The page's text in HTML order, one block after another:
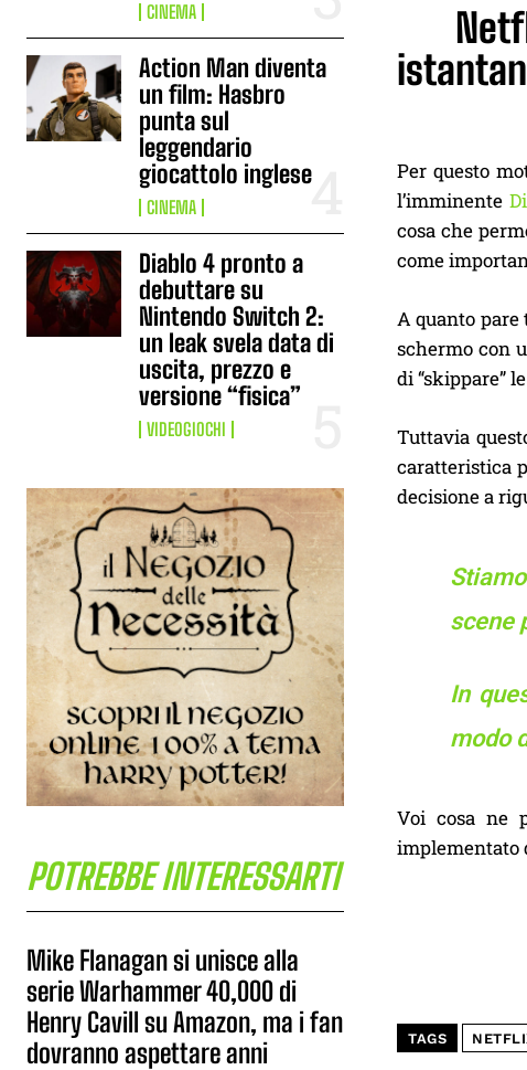
CINEMA
Action Man diventa
un film: Hasbro
punta sul
leggendario
giocattolo inglese
CINEMA
Diablo 4 pronto a
debuttare su
Nintendo Switch 2:
un leak svela data di
uscita, prezzo e
versione “fisica”
VIDEOGIOCHI
POTREBBE INTERESSARTI
Mike Flanagan si unisce alla
serie Warhammer 40,000 di
Henry Cavill su Amazon, ma i fan
dovranno aspettare anni
Per questo
l’imminente
cosa che
come
A quanto
schermo con
di “skippare”
Tuttavia
caratteristica
decisione a
scene
In
modo
Voi cosa ne
implementato
TAGS